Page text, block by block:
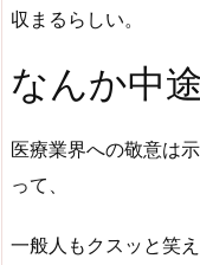
収まるらしい。
なんか中
医療業界への敬意は
って、
一般人もクスッと笑